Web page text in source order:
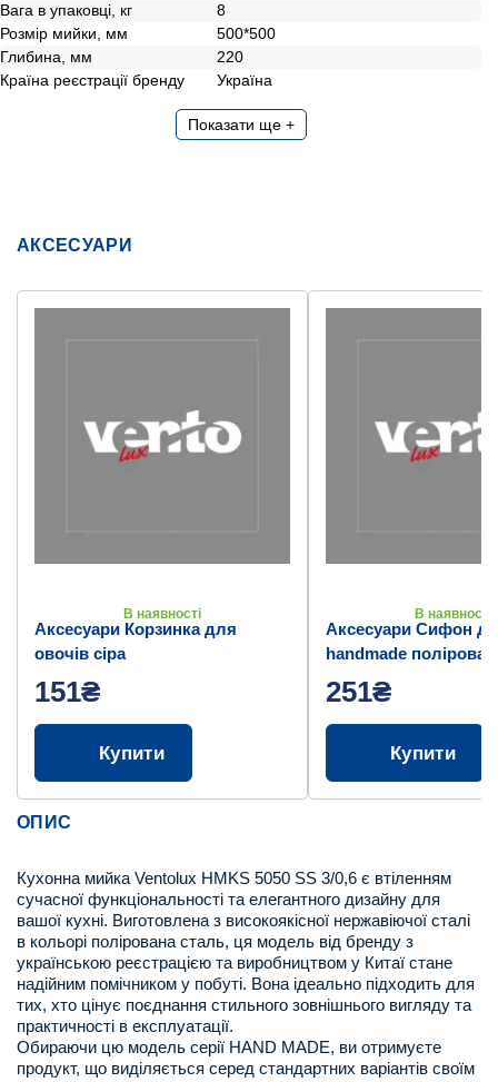
Вага в упаковці, кг
8
Розмір мийки, мм
500*500
Глибина, мм
220
Країна реєстрації бренду
Україна
Показати ще +
АКСЕСУАРИ
В наявності
Аксесуари Корзинка для
овочів сіра
151₴
Купити
В наявності
Аксесуари Сифон
handmade
251₴
Купити
ОПИС
Кухонна мийка Ventolux HMKS 5050 SS 3/0,6 є втіленням
сучасної функціональності та елегантного дизайну для
вашої кухні. Виготовлена з високоякісної нержавіючої сталі
в кольорі полірована сталь, ця модель від бренду з
українською реєстрацією та виробництвом у Китаї стане
надійним помічником у побуті. Вона ідеально підходить для
тих, хто цінує поєднання стильного зовнішнього вигляду та
практичності в експлуатації.
Обираючи цю модель серії HAND MADE, ви отримуєте
продукт, що виділяється серед стандартних варіантів своїм